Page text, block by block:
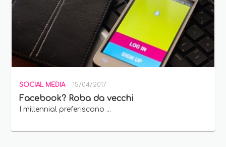
SOCIAL MEDIA 15/04/2017
Facebook? Roba da vecchi
I millennial preferiscono ...